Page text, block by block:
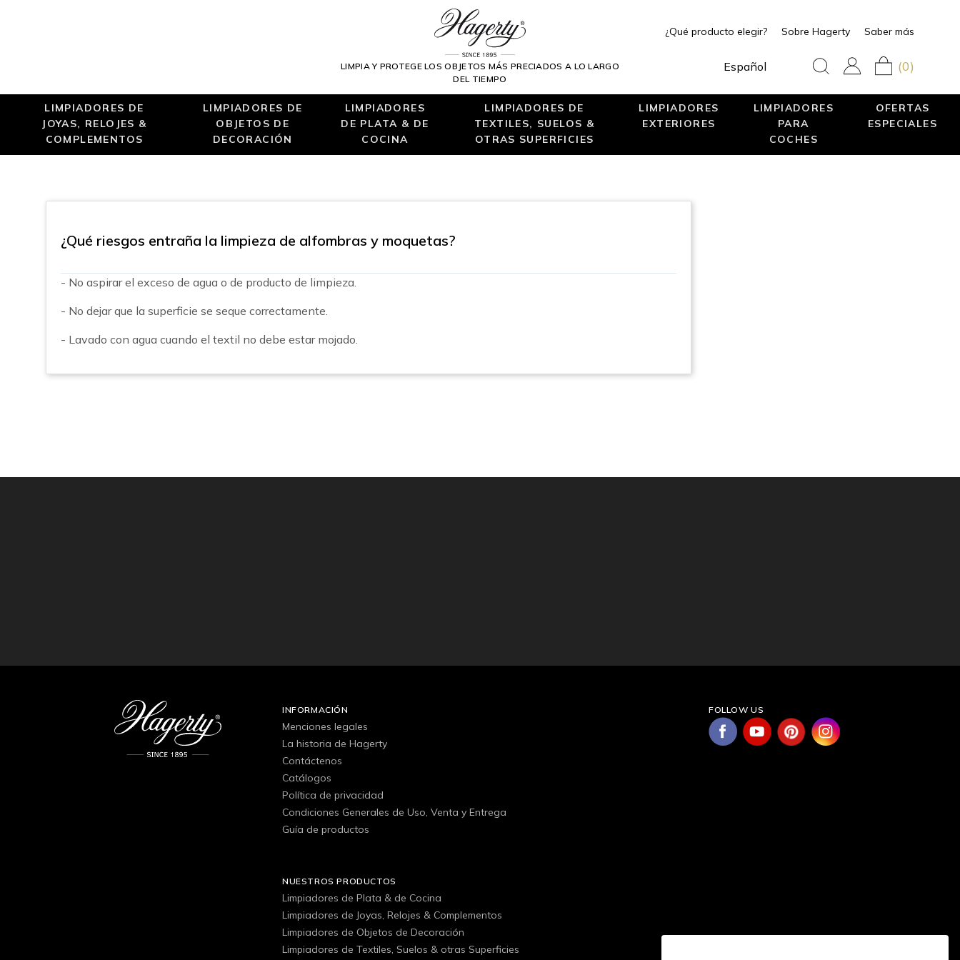
LIMPIA Y PROTEGE LOS OBJETOS MÁS PRECIADOS A LO LARGO
DEL TIEMPO
¿Qué producto elegir? Sobre Hagerty Saber más
Español (0)
LIMPIADORES DE
JOYAS, RELOJES &
COMPLEMENTOS
LIMPIADORES DE
OBJETOS DE
DECORACIÓN
LIMPIADORES
DE PLATA & DE
COCINA
LIMPIADORES DE
TEXTILES, SUELOS &
OTRAS SUPERFICIES
LIMPIADORES
EXTERIORES
LIMPIADORES
PARA
COCHES
OFERTAS
ESPECIALES
¿Qué riesgos entraña la limpieza de alfombras y moquetas?
- No aspirar el exceso de agua o de producto de limpieza.
- No dejar que la superficie se seque correctamente.
- Lavado con agua cuando el textil no debe estar mojado.
INFORMACIÓN
Menciones legales
La historia de Hagerty
Contáctenos
Catálogos
Política de privacidad
Condiciones Generales de Uso, Venta y Entrega
Guía de productos
NUESTROS PRODUCTOS
Limpiadores de Plata & de Cocina
Limpiadores de Joyas, Relojes & Complementos
Limpiadores de Objetos de Decoración
Limpiadores de Textiles, Suelos & otras Superficies
FOLLOW US